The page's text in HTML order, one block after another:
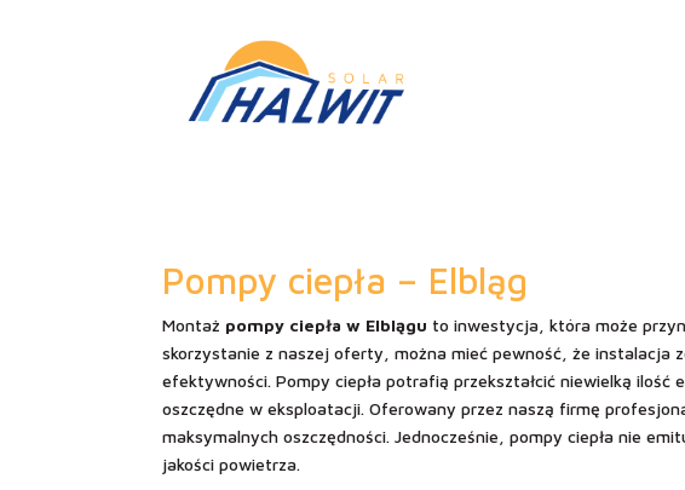
Pompy ciepła – Elbląg
Montaż pompy ciepła w Elblągu to inwestycja, która może
skorzystanie z naszej oferty, można mieć pewność, że instalacja
efektywności. Pompy ciepła potrafią przekształcić niewielką
oszczędne w eksploatacji. Oferowany przez naszą firmę
maksymalnych oszczędności. Jednocześnie, pompy ciepła nie
jakości powietrza.